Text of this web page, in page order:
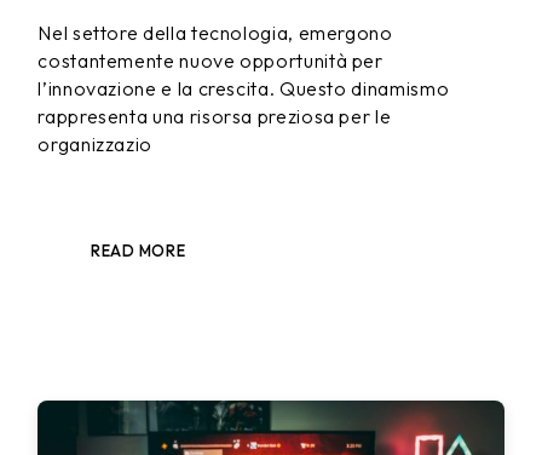
Nel settore della tecnologia, emergono
costantemente nuove opportunità per
l’innovazione e la crescita. Questo dinamismo
rappresenta una risorsa preziosa per le
organizzazio
READ MORE